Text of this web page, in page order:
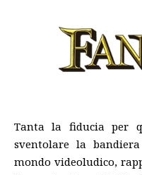
Tanta la fiducia per
sventolare la
mondo videoludico,